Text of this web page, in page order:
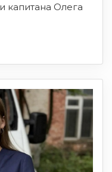
капитана Олега